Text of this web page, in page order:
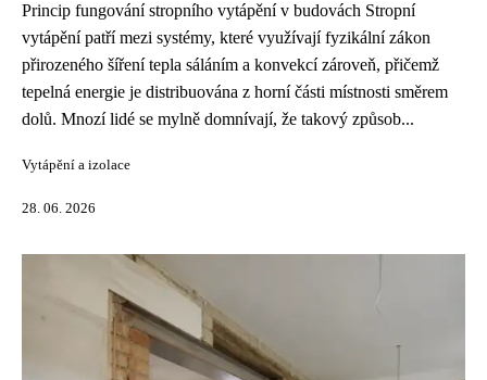
Princip fungování stropního vytápění v budovách Stropní
vytápění patří mezi systémy, které využívají fyzikální zákon
přirozeného šíření tepla sáláním a konvekcí zároveň, přičemž
tepelná energie je distribuována z horní části místnosti směrem
dolů. Mnozí lidé se mylně domnívají, že takový způsob...
Vytápění a izolace
28. 06. 2026